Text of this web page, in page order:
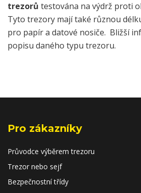
trezorů testována na výdrž proti
Tyto trezory mají také různou
pro papír a datové nosiče. Bližší
popisu daného typu trezoru.
Pro zákazníky
Průvodce výběrem trezoru
Trezor nebo sejf
Bezpečnostní třídy